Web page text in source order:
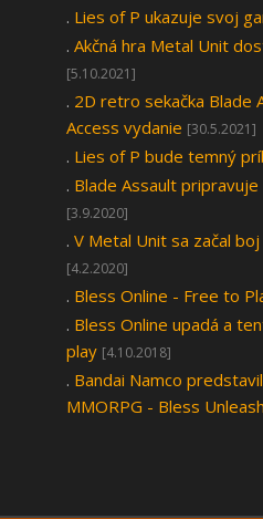
. Lies of P ukazuje svoj
. Akčná hra Metal Unit
[5.10.2021]
. 2D retro sekačka Blade
Access vydanie [30.5.2021]
. Lies of P bude temný
. Blade Assault
[3.9.2020]
. V Metal Unit sa začal
[4.2.2020]
. Bless Online - Free to
. Bless Online upadá a
play [4.10.2018]
. Bandai Namco
MMORPG - Bless